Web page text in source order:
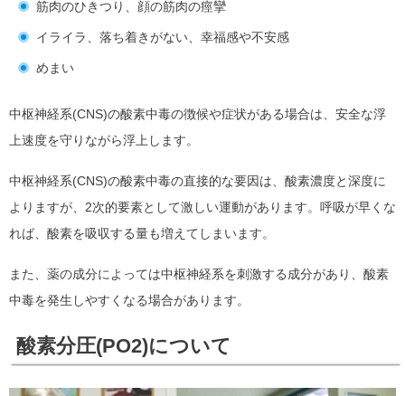
筋肉のひきつり、顔の筋肉の痙攣
イライラ、落ち着きがない、幸福感や不安感
めまい
中枢神経系(CNS)の酸素中毒の徴候や症状がある場合は、安全な浮
上速度を守りながら浮上します。
中枢神経系(CNS)の酸素中毒の直接的な要因は、酸素濃度と深度に
よりますが、2次的要素として激しい運動があります。呼吸が早くな
れば、酸素を吸収する量も増えてしまいます。
また、薬の成分によっては中枢神経系を刺激する成分があり、酸素
中毒を発生しやすくなる場合があります。
酸素分圧(PO2)について